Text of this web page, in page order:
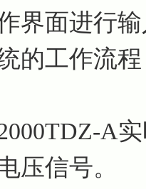
界面进行
的工作流程
A
压信号。